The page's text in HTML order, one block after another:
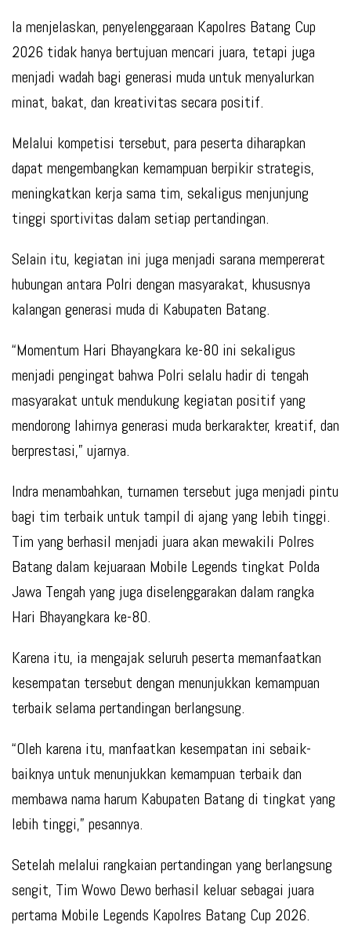
Ia menjelaskan, penyelenggaraan Kapolres Batang Cup
2026 tidak hanya bertujuan mencari juara, tetapi juga
menjadi wadah bagi generasi muda untuk menyalurkan
minat, bakat, dan kreativitas secara positif.
Melalui kompetisi tersebut, para peserta diharapkan
dapat mengembangkan kemampuan berpikir strategis,
meningkatkan kerja sama tim, sekaligus menjunjung
tinggi sportivitas dalam setiap pertandingan.
Selain itu, kegiatan ini juga menjadi sarana mempererat
hubungan antara Polri dengan masyarakat, khususnya
kalangan generasi muda di Kabupaten Batang.
“Momentum Hari Bhayangkara ke-80 ini sekaligus
menjadi pengingat bahwa Polri selalu hadir di tengah
masyarakat untuk mendukung kegiatan positif yang
mendorong lahirnya generasi muda berkarakter, kreatif, dan
berprestasi,” ujarnya.
Indra menambahkan, turnamen tersebut juga menjadi pintu
bagi tim terbaik untuk tampil di ajang yang lebih tinggi.
Tim yang berhasil menjadi juara akan mewakili Polres
Batang dalam kejuaraan Mobile Legends tingkat Polda
Jawa Tengah yang juga diselenggarakan dalam rangka
Hari Bhayangkara ke-80.
Karena itu, ia mengajak seluruh peserta memanfaatkan
kesempatan tersebut dengan menunjukkan kemampuan
terbaik selama pertandingan berlangsung.
“Oleh karena itu, manfaatkan kesempatan ini sebaik-
baiknya untuk menunjukkan kemampuan terbaik dan
membawa nama harum Kabupaten Batang di tingkat yang
lebih tinggi,” pesannya.
Setelah melalui rangkaian pertandingan yang berlangsung
sengit, Tim Wowo Dewo berhasil keluar sebagai juara
pertama Mobile Legends Kapolres Batang Cup 2026.